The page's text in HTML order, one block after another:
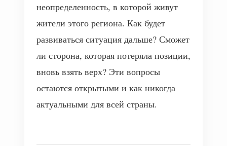
неопределенность, в которой живут
жители этого региона. Как будет
развиваться ситуация дальше? Сможет
ли сторона, которая потеряла позиции,
вновь взять верх? Эти вопросы
остаются открытыми и как никогда
актуальными для всей страны.